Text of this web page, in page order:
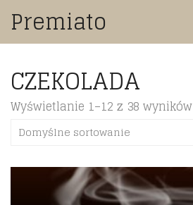
Premiato
CZEKOLADA
Wyświetlanie 1–12 z 38 wyników
Domyślne sortowanie